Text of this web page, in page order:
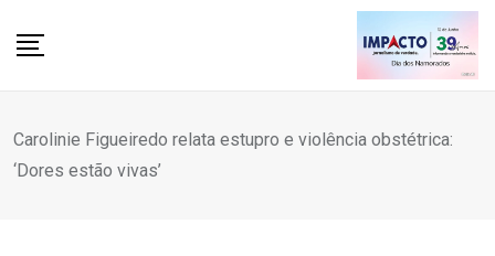
Carolinie Figueiredo relata estupro e violência obstétrica:
‘Dores estão vivas’